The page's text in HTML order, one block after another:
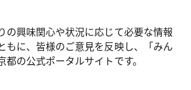
の興味関心や状況に応じて必要な情報
もに、皆様のご意見を反映し、「みん
都の公式ポータルサイトです。